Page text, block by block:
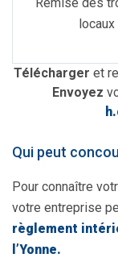
locaux
Télécharger et
Envoyez
Qui peut
Pour connaître
votre entreprise
règlement
l’Yonne.